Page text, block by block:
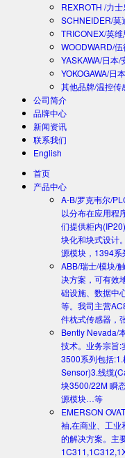
REXROTH /力
SCHNEIDER/莫
TRICONEX/英
WOODWARD/
YASKAWA/日本/
YOKOGAWA/日
其他品牌/温控传
公司简介
品牌中心
新闻资讯
联系我们
English
首页
产品中心
A-B/罗克韦尔/
以分布在应用程
们提供柜内
块化和块式设计
源模块，1394
ABB/瑞士/模块/
决方案，可有效
础设施、数据中
等。我司主营
件枕式传感器，
Bently Nevada/
技术。业务宗旨:
3500系列包括
Sensor)3.线缆
块3500/22M 瞬
源模块…等
EMERSON
袖,在商业、工业
的解决方案。主